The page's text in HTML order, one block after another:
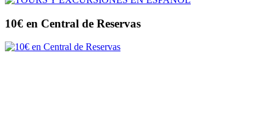
10€ en Central de Reservas